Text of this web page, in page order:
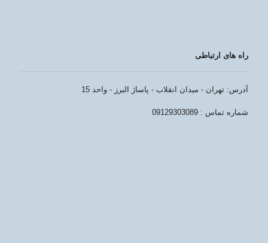
راه های ارتباطی
آدرس: تهران - میدان انقلاب - پاساژ البرز - واحد 15
شماره تماس : 09129303089